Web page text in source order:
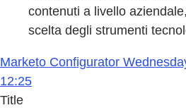
contenuti a livello
scelta degli strumenti
Marketo Configurator
12:25
Title